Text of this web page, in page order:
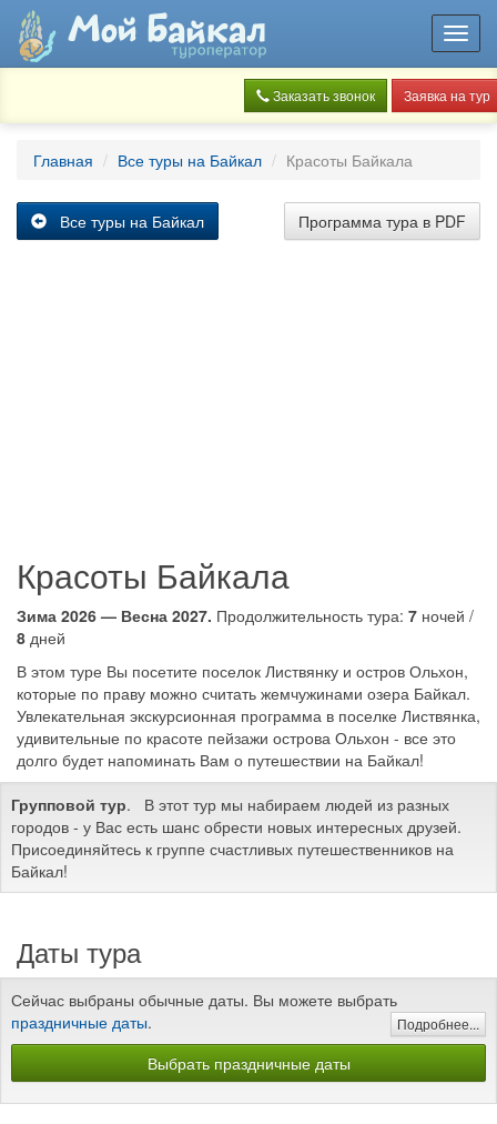
Заказать звонок Заявка на тур
Главная Все туры на Байкал Красоты Байкала
Программа тура в PDF
Все туры на Байкал
Красоты Байкала
Зима 2026 — Весна 2027. Продолжительность тура: 7 ночей /
8 дней
В этом туре Вы посетите поселок Листвянку и остров Ольхон,
которые по праву можно считать жемчужинами озера Байкал.
Увлекательная экскурсионная программа в поселке Листвянка,
удивительные по красоте пейзажи острова Ольхон - все это
долго будет напоминать Вам о путешествии на Байкал!
Групповой тур. В этот тур мы набираем людей из разных
городов - у Вас есть шанс обрести новых интересных друзей.
Присоединяйтесь к группе счастливых путешественников на
Байкал!
Даты тура
Сейчас выбраны обычные даты. Вы можете выбрать
праздничные даты. Подробнее...
Выбрать праздничные даты